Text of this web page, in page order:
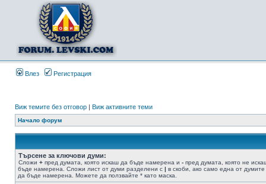
Влез Регистрация
Виж темите без отговор | Виж активните теми
Начало форум
Търсене за ключови думи:
Сложи + пред думата, която искаш да бъде намерена и - пред думата, която не
бъде намерена. Сложи лист от думи разделени с | в скоби, ако само една от думите
да бъде намерена. Можете да ползвайте * като маска.